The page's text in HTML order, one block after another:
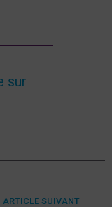
sur
ARTICLE SUIVANT